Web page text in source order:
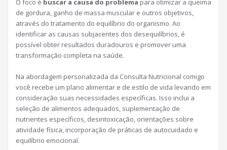
O foco é buscar a causa do problema para otimizar a queima
de gordura, ganho de massa muscular e outros objetivos,
através do tratamento do equilíbrio do organismo. Ao
identificar as causas subjacentes dos desequilíbrios, é
possível obter resultados duradouros e promover uma
transformação completa na saúde.
Na abordagem personalizada da Consulta Nutricional comigo
você recebe um plano alimentar e de estilo de vida levando em
consideração suas necessidades específicas. Isso inclui a
seleção de alimentos adequados, suplementação de
nutrientes específicos, desintoxicação, orientações sobre
atividade física, incorporação de práticas de autocuidado e
equilíbrio emocional.